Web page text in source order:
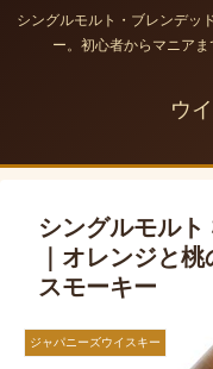
シングルモルト・ブレンデッ
ー。初心者からマニア
ウ
シングルモル
｜オレンジと
スモーキー
ジャパニーズウイスキー